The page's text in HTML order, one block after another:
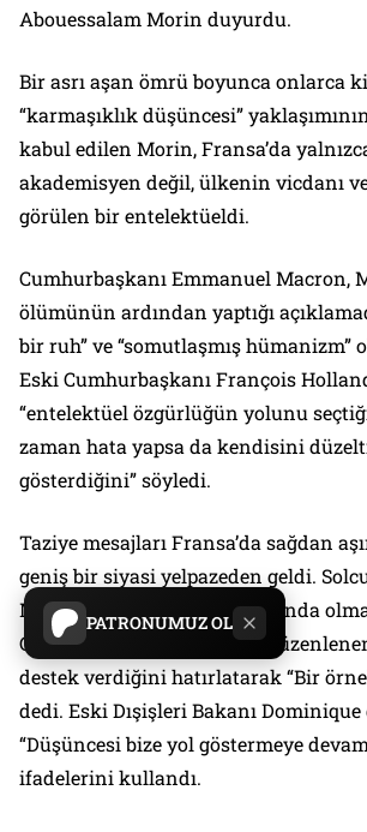
PATRONUMUZ OL
Abouessalam Morin duyurdu.
Bir asrı aşan ömrü boyunca onlarca
“karmaşıklık düşüncesi”
kabul edilen Morin, Fransa’da
akademisyen değil, ülkenin vicdanı
görülen bir entelektüeldi.
Cumhurbaşkanı Emmanuel Macron,
ölümünün ardından yaptığı
bir ruh” ve “somutlaşmış hümanizm”
Eski Cumhurbaşkanı François
“entelektüel özgürlüğün yolunu
zaman hata yapsa da kendisini
gösterdiğini” söyledi.
Taziye mesajları Fransa’da sağdan
geniş bir siyasi yelpazeden geldi.
Mélenchon, Morin’in 102 yaşında
Gazze’deki Filistinliler için
destek verdiğini hatırlatarak “Bir
dedi. Eski Dışişleri Bakanı
“Düşüncesi bize yol göstermeye
ifadelerini kullandı.